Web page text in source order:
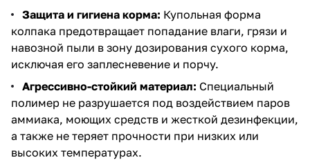
Защита и гигиена корма: Купольная форма
колпака предотвращает попадание влаги, грязи и
навозной пыли в зону дозирования сухого корма,
исключая его заплесневение и порчу.
Агрессивно-стойкий материал: Специальный
полимер не разрушается под воздействием паров
аммиака, моющих средств и жесткой дезинфекции,
а также не теряет прочности при низких или
высоких температурах.